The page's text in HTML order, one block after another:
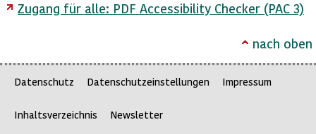
Zugang für alle: PDF Accessibility Checker (PAC 3)
nach oben
Datenschutz Datenschutzeinstellungen Impressum
Inhaltsverzeichnis Newsletter